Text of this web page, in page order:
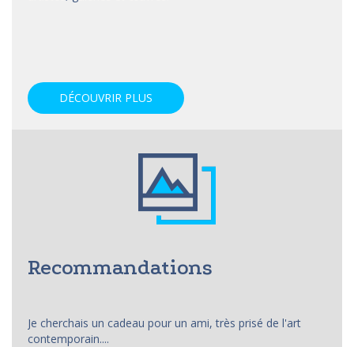
DÉCOUVRIR PLUS
Recommandations
Je cherchais un cadeau pour un ami, très prisé de l'art
contemporain....